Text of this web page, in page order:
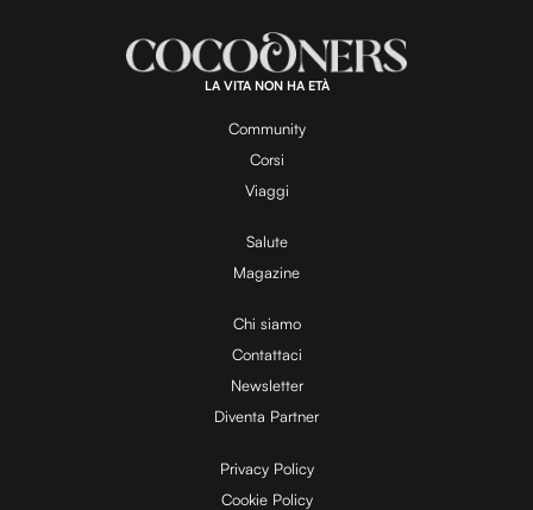
a
y
V
i
d
e
:
1
0
0
.
0
LA VITA NON HA ETÀ
Community
Corsi
Viaggi
Salute
Magazine
Chi siamo
Contattaci
Newsletter
Diventa Partner
Privacy Policy
Cookie Policy